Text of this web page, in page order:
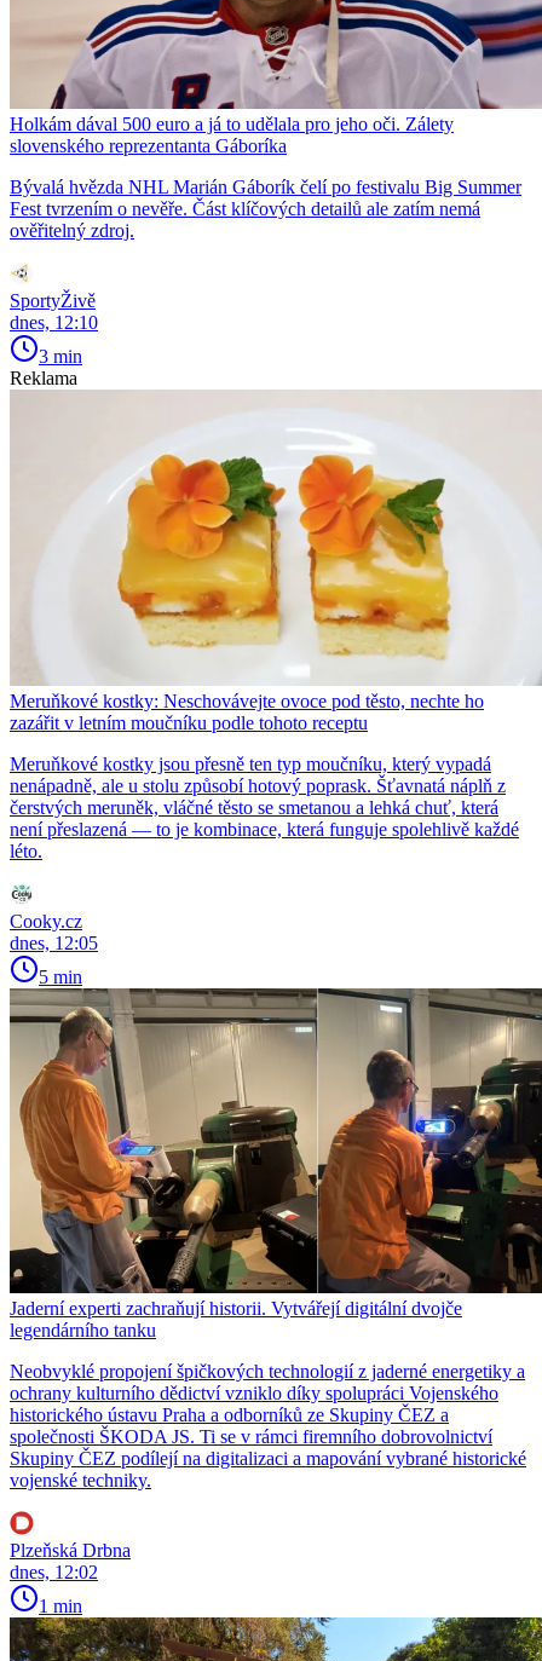
Holkám dával 500 euro a já to udělala pro jeho oči. Zálety
slovenského reprezentanta Gáboríka
Bývalá hvězda NHL Marián Gáborík čelí po festivalu Big Summer
Fest tvrzením o nevěře. Část klíčových detailů ale zatím nemá
ověřitelný zdroj.
SportyŽivě
dnes, 12:10
3 min
Reklama
Meruňkové kostky: Neschovávejte ovoce pod těsto, nechte ho
zazářit v letním moučníku podle tohoto receptu
Meruňkové kostky jsou přesně ten typ moučníku, který vypadá
nenápadně, ale u stolu způsobí hotový poprask. Šťavnatá náplň z
čerstvých meruněk, vláčné těsto se smetanou a lehká chuť, která
není přeslazená — to je kombinace, která funguje spolehlivě každé
léto.
Cooky.cz
dnes, 12:05
5 min
Jaderní experti zachraňují historii. Vytvářejí digitální dvojče
legendárního tanku
Neobvyklé propojení špičkových technologií z jaderné energetiky a
ochrany kulturního dědictví vzniklo díky spolupráci Vojenského
historického ústavu Praha a odborníků ze Skupiny ČEZ a
společnosti ŠKODA JS. Ti se v rámci firemního dobrovolnictví
Skupiny ČEZ podílejí na digitalizaci a mapování vybrané historické
vojenské techniky.
Plzeňská Drbna
dnes, 12:02
1 min